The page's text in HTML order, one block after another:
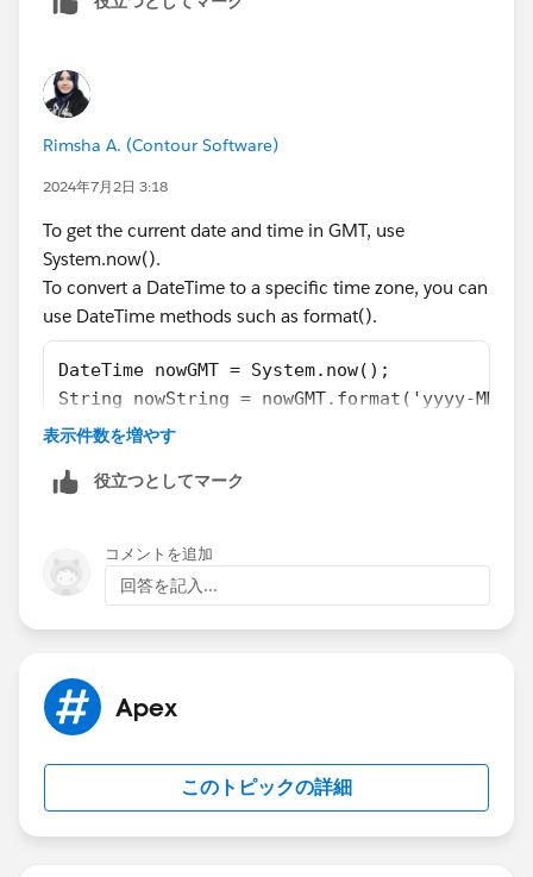
Rimsha A. (Contour Software)
2024年7月2日 3:18
To get the current date and time in GMT, use
System.now().
To convert a DateTime to a specific time zone, you can
use DateTime methods such as format().
DateTime nowGMT = System.now();
String nowString = nowGMT.format('yyyy-
System.debug('Current GMT Time: ' +
DateTime Rounding: If your code is performing any
adding or subtracting durations might round the
DateTime to the nearest hour if not handled correctly.
DateTime roundedTime =
表示件数を増やす
役立つとしてマーク
コメントを追加
回答を記入...
Apex
このトピックの詳細